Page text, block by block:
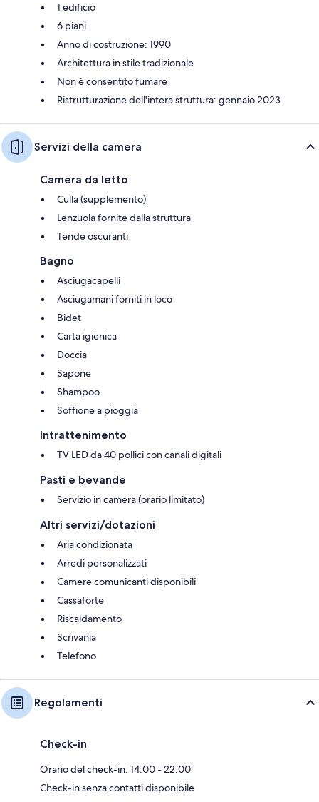
1 edificio
6 piani
Anno di costruzione: 1990
Architettura in stile tradizionale
Non è consentito fumare
Ristrutturazione dell'intera struttura: gennaio 2023
Servizi della camera
Camera da letto
Culla (supplemento)
Lenzuola fornite dalla struttura
Tende oscuranti
Bagno
Asciugacapelli
Asciugamani forniti in loco
Bidet
Carta igienica
Doccia
Sapone
Shampoo
Soffione a pioggia
Intrattenimento
TV LED da 40 pollici con canali digitali
Pasti e bevande
Servizio in camera (orario limitato)
Altri servizi/dotazioni
Aria condizionata
Arredi personalizzati
Camere comunicanti disponibili
Cassaforte
Riscaldamento
Scrivania
Telefono
Regolamenti
Check-in
Orario del check-in: 14:00 - 22:00
Check-in senza contatti disponibile